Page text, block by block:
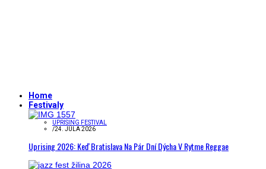
Home
Festivaly
UPRISING FESTIVAL
/24. JÚLA 2026
Uprising 2026: Keď Bratislava Na Pár Dní Dýcha V Rytme Reggae